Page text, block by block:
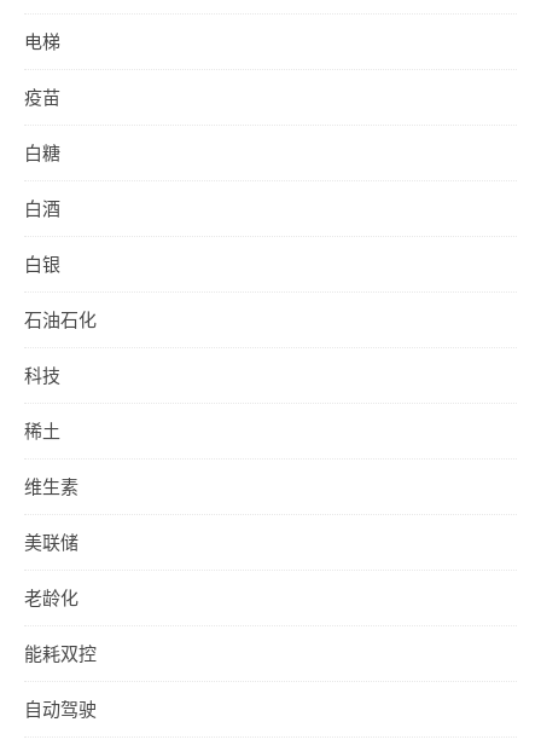
电梯
疫苗
白糖
白酒
白银
石油石化
科技
稀土
维生素
美联储
老龄化
能耗双控
自动驾驶